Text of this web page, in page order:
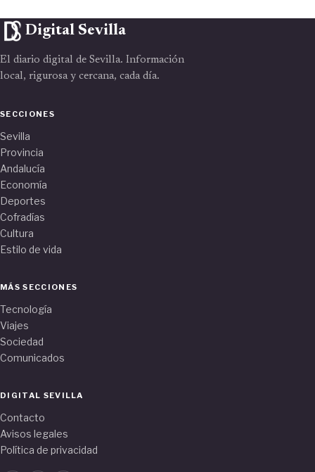
Digital Sevilla
El diario digital de Sevilla. Información
local, rigurosa y cercana, cada día.
SECCIONES
Sevilla
Provincia
Andalucía
Economía
Deportes
Cofradías
Cultura
Estilo de vida
MÁS SECCIONES
Tecnología
Viajes
Sociedad
Comunicados
DIGITAL SEVILLA
Contacto
Avisos legales
Política de privacidad